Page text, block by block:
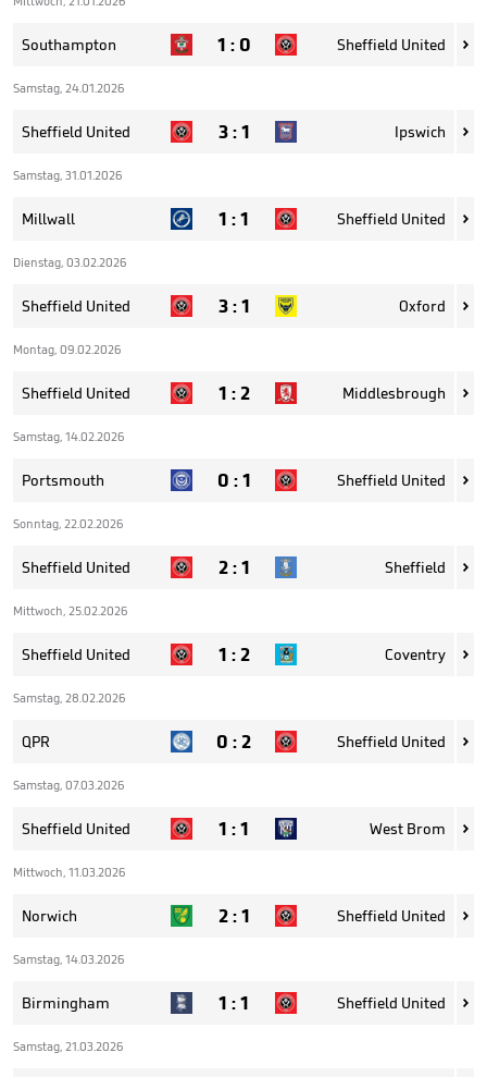
Southampton 1 : 0 Sheffield United 
Samstag, 24.01.2026
Sheffield United 3:1 Ipswich 
Samstag, 31.01.2026
Millwall 1 :1 Sheffield United 
Dienstag, 03.02.2026
Sheffield United 3:1 Oxford 
Montag, 09.02.2026
Sheffield United 1 :2 Middlesbrough 
Samstag, 14.02.2026
Portsmouth 0 :1 Sheffield United 
Sonntag, 22.02.2026
Sheffield United 2:1 Sheffield 
Mittwoch, 25.02.2026
Sheffield United 1 :2 Coventry 
Samstag, 28.02.2026
QPR 0 :2 Sheffield United 
Samstag, 07.03.2026
Sheffield United 1 :1 West Brom 
Mittwoch, 11.03.2026
Norwich 2:1 Sheffield United 
Samstag, 14.03.2026
Birmingham 1 :1 Sheffield United 
Samstag, 21.03.2026